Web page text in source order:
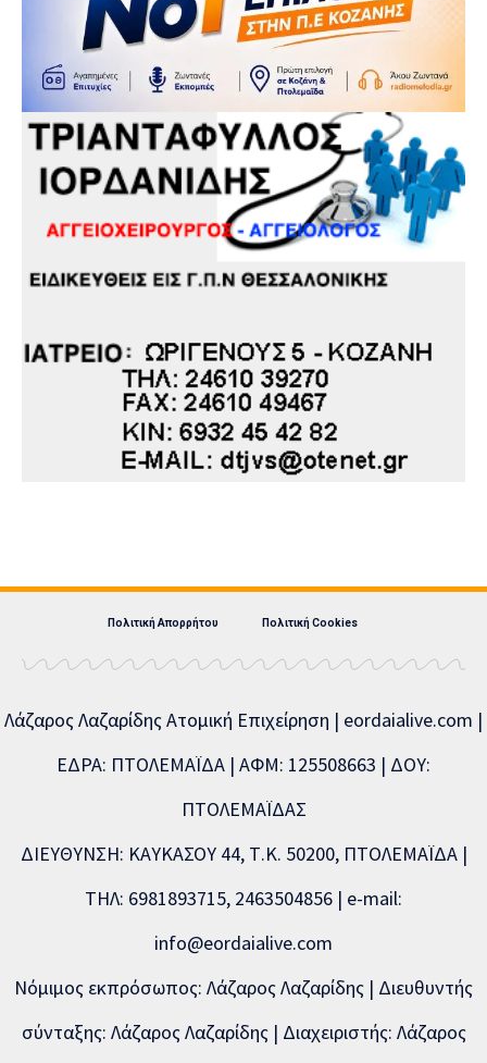
Πολιτική Απορρήτου Πολιτική Cookies
Λάζαρος Λαζαρίδης Ατομική Επιχείρηση | eordaialive.com |
ΕΔΡΑ: ΠΤΟΛΕΜΑΪΔΑ | ΑΦΜ: 125508663 | ΔΟΥ:
ΠΤΟΛΕΜΑΪΔΑΣ
ΔΙΕΥΘΥΝΣΗ: ΚΑΥΚΑΣΟΥ 44, Τ.Κ. 50200, ΠΤΟΛΕΜΑΪΔΑ |
ΤΗΛ: 6981893715, 2463504856 | e-mail:
info@eordaialive.com
Νόμιμος εκπρόσωπος: Λάζαρος Λαζαρίδης | Διευθυντής
σύνταξης: Λάζαρος Λαζαρίδης | Διαχειριστής: Λάζαρος